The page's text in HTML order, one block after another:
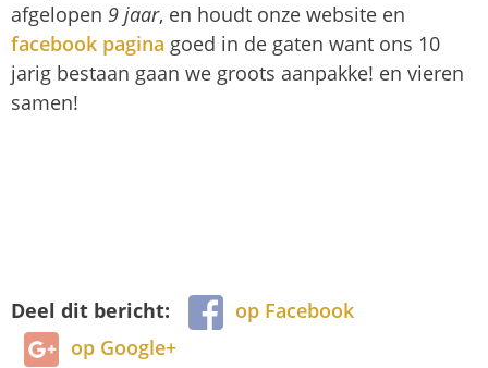
afgelopen 9 jaar, en houdt onze website en
facebook pagina goed in de gaten want ons 10
jarig bestaan gaan we groots aanpakke! en vieren
samen!
Deel dit bericht:
op Facebook
op Google+